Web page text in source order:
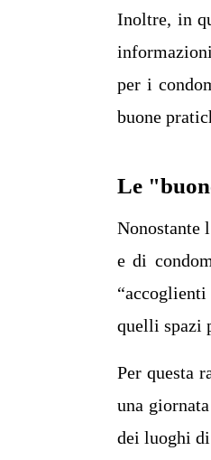
Inoltre, in
per i
buone
Le
Nonostante
e di
quelli spazi
Per questa
una
dei luoghi